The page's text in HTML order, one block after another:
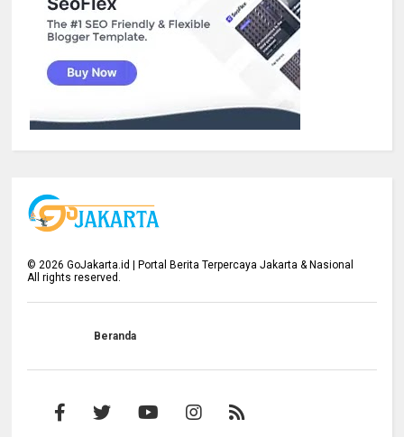
©2026 GoJakarta.id | Portal Berita Terpercaya Jakarta & Nasional
All rights reserved.
Beranda